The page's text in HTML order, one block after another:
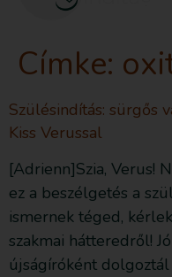
Címke:
Szülésindítás: sürgős
Kiss Verussal
[Adrienn]Szia, Verus!
ez a beszélgetés a
ismernek téged,
szakmai hátteredről!
újságíróként